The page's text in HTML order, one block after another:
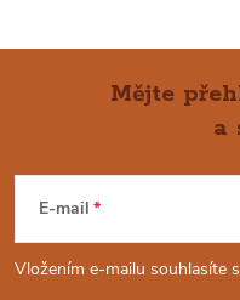
P
Mějte
a
E-mail
Vložením e-mailu souhlasíte s